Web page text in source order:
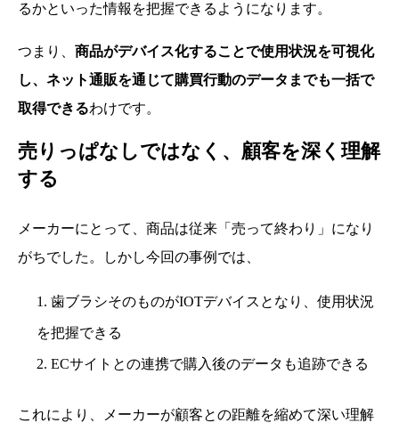
るかといった情報を把握できるようになります。
つまり、 商品がデバイス化することで使用状況を可視化
し、ネット通販を通じて購買行動のデータまでも一括で
取得できるわけです。
売りっぱなしではなく、顧客を深く理解
する
メーカーにとって、商品は従来「売って終わり」になり
がちでした。しかし今回の事例では、
1. 歯ブラシそのものがIOTデバイスとなり、使用状況
を把握できる
2. ECサイトとの連携で購入後のデータも追跡できる
これにより、メーカーが顧客との距離を縮めて深い理解